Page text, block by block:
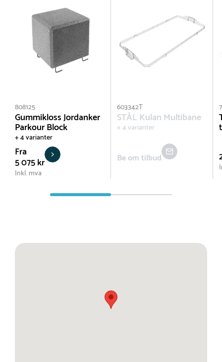
808125
Gummikloss Jordanker
Parkour Block
+ 4 varianter
Fra
5 075 kr
Inkl. mva
603342T
STÅL Kulan Multibane
+ 4 varianter
Be om tilbud